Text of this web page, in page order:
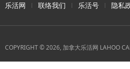
乐活网 联络我们 乐活号 隐私
COPYRIGHT © 2026, 加拿大乐活网 LAHOO